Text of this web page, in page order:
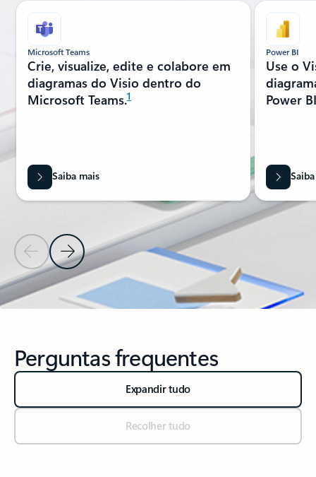
Mostrando o slide 1 de 7
Slide AnteriorPróximo Slide
Microsoft Teams
Crie, visualize, edite e colabore em
diagramas do Visio dentro do
Microsoft Teams.1
Saiba mais
Power BI
Use o
Power
Voltar à seção MAIS SOBRE O MICROSOFT 365
Perguntas frequentes
Expandir tudo
Recolher tudo